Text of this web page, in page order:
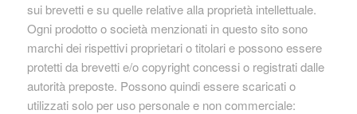
sui brevetti e su quelle relative alla proprietà intellettuale.
Ogni prodotto o società menzionati in questo sito sono
marchi dei rispettivi proprietari o titolari e possono essere
protetti da brevetti e/o copyright concessi o registrati dalle
autorità preposte. Possono quindi essere scaricati o
utilizzati solo per uso personale e non commerciale: